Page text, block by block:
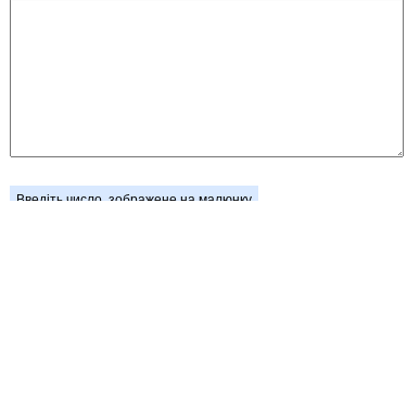
Введіть число, зображене на малюнку